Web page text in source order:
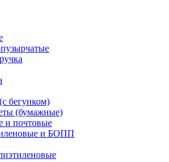
бегунком)
(бумажные)
и почтовые
и БОПП